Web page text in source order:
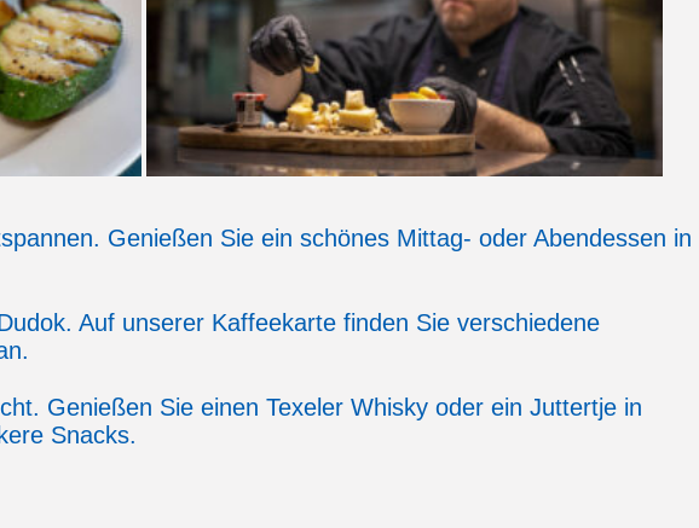
Genießen Sie ein schönes Mittag- oder Abendessen in
Auf unserer Kaffeekarte finden Sie verschiedene
Genießen Sie einen Texeler Whisky oder ein Juttertje in
Snacks.